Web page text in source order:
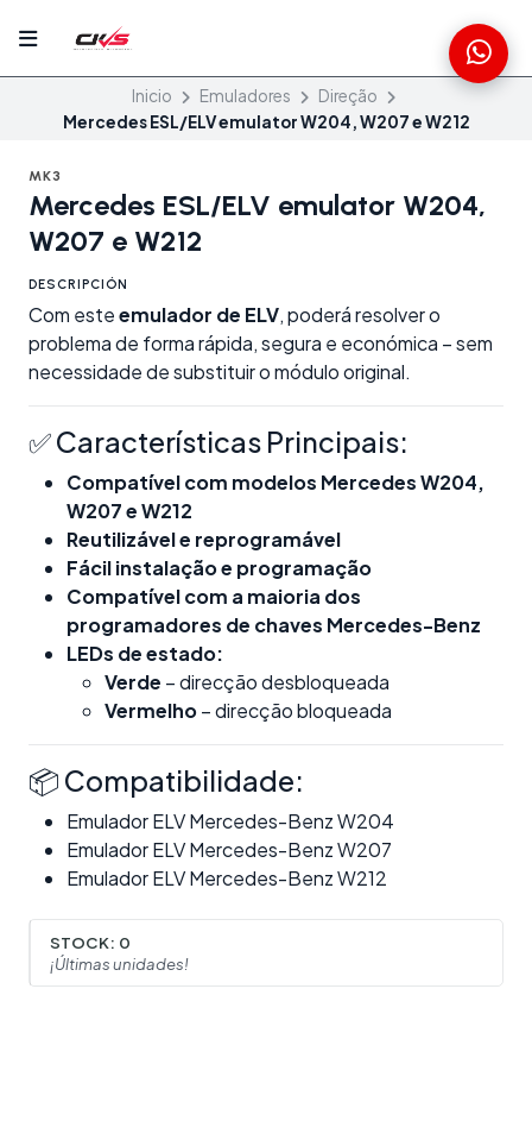
Inicio Emuladores
Direção
Mercedes ESL/ELV emulator W204, W207 e W212
MK3
Mercedes ESL/ELV emulator W204,
W207 e W212
DESCRIPCIÓN
Com esteemulador de ELV, poderá resolver o
problema de forma rápida, segura e económica – sem
necessidade de substituir o módulo original.
✅ Características Principais:
Compatível com modelos Mercedes W204,
W207 e W212
Reutilizável e reprogramável
Fácil instalação e programação
Compatível com a maioria dos
programadores de chaves Mercedes-Benz
LEDs de estado:
Verde – direcção desbloqueada
Vermelho– direcção bloqueada
📦 Compatibilidade:
Emulador ELV Mercedes-Benz W204
Emulador ELV Mercedes-Benz W207
Emulador ELV Mercedes-Benz W212
STOCK: 0
¡Últimas unidades!